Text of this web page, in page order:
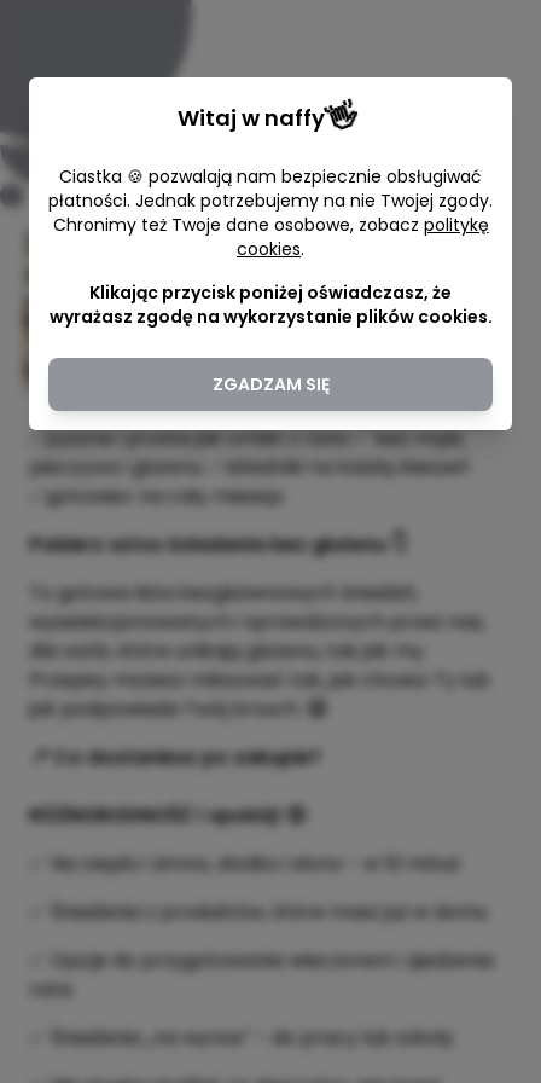
Jem Bez Glutenu
30,00 zł
✅pyszne i proste jak omlet z rana ✅ bez mąki,
pieczywa i glutenu ✅składniki na każdą kieszeń
✅gotowiec na cały miesiąc
Pobierz sztos śniadania bez glutenu 👇
To gotowa lista bezglutenowych śniadań,
wyselekcjonowanych i sprawdzonych przez nas,
dla osób, które unikają glutenu, tak jak my.
Przepisy możesz miksować tak, jak chcesz Ty lub
jak podpowiada Twój brzuch.
📍 Co dostaniesz po zakupie?
RÓŻNORODNOŚĆ i spokój! 😊
✅ Na ciepło i zimno, słodko i słono - w 10 minut
✅ Śniadania z produktów, które masz już w domu
✅ Opcje do przygotowania wieczorem i zjedzenia
rano
✅ Śniadania „na wynos” – do pracy lub szkoły
Witaj w naffy👋
Ciastka 🍪 pozwalają nam bezpiecznie obsługiwać
płatności. Jednak potrzebujemy na nie Twojej zgody.
Chronimy też Twoje dane osobowe, zobacz politykę
cookies.
Klikając przycisk poniżej oświadczasz, że
wyrażasz zgodę na wykorzystanie plików cookies.
ZGADZAM SIĘ